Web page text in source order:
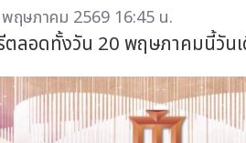
ฤษภาคม 2569 16:45 น.
ลอดทั้งวัน 20 พฤษภาคมนี้วันเ